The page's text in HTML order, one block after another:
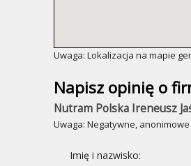
Uwaga: Lokalizacja na mapie
Napisz opinię o
Nutram Polska Ireneusz
Uwaga: Negatywne,
Imię i nazwisko: